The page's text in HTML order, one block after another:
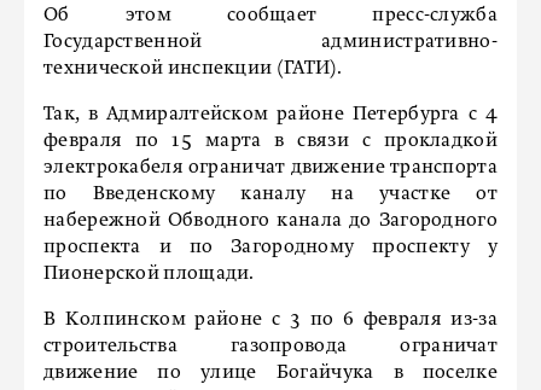
Об этом сообщает пресс-служба
Государственной административно-
технической инспекции (ГАТИ).
Так, в Адмиралтейском районе Петербурга с 4
февраля по 15 марта в связи с прокладкой
электрокабеля ограничат движение транспорта
по Введенскому каналу на участке от
набережной Обводного канала до Загородного
проспекта и по Загородному проспекту у
Пионерской площади.
В Колпинском районе с 3 по 6 февраля из-за
строительства газопровода ограничат
движение по улице Богайчука в поселке